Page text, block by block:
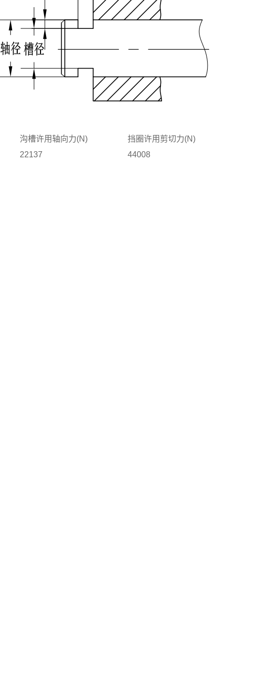
沟槽许用轴向力(N)
挡圈许用剪切力(N)
22137 44008